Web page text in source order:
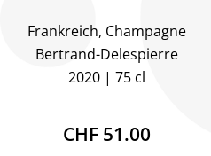
Frankreich, Champagne
Bertrand-Delespierre
2020
75 cl
CHF 51.00